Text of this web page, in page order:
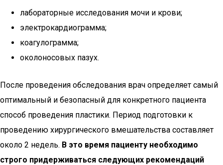
лабораторные исследования мочи и крови;
электрокардиограмма;
коагулограмма;
околоносовых пазух.
После проведения обследования врач определяет самый
оптимальный и безопасный для конкретного пациента
способ проведения пластики. Период подготовки к
проведению хирургического вмешательства составляет
около 2 недель. В это время пациенту необходимо
строго придерживаться следующих рекомендаций